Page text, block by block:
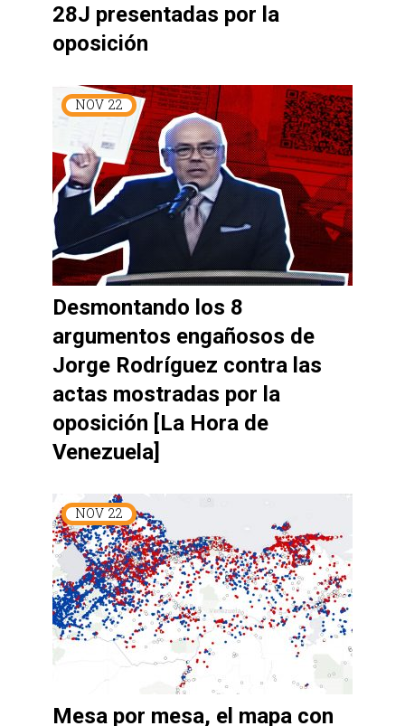
28J presentadas por la
oposición
NOV 22
Desmontando los 8
argumentos engañosos de
Jorge Rodríguez contra las
actas mostradas por la
oposición [La Hora de
Venezuela]
NOV 22
Mesa por mesa, el mapa con